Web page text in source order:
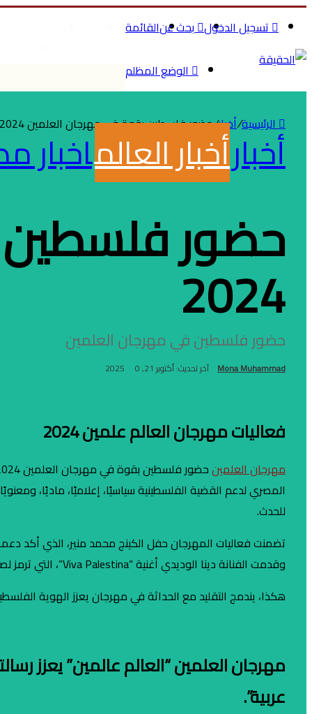
القائمةبحث عن تسجيل الدخول
الوضع المظلم
الرئيسية/أخبار/حضور فلسطين بقوة في مهرجان العلمين 2024 أخبارأخبار العالماخبار
حضور فلسطين
2024
حضور فلسطين في مهرجان العلمين
Mona Muhammad آخر تحديث: أكتوبر 21, 2025 0
فعاليات مهرجان العالم علمين 2024
مهرجان العلمين
للحدث.
تضمنت فعاليات المهرجان حفل الكينج محمد منير، الذي أكد
وقدمت الفنانة دينا الوديدي أغنية “Viva Palestina”، التي ترمز لصمود الشعب الفلسطيني، بمصاحبة استعراضات لرقصات الفلكلور الفلسطيني.
هكذا، يندمج التقليد مع الحداثة في مهرجان يعزز الهوية
مهرجان العلمين “العالم عالمين” يعزز
عربية”.